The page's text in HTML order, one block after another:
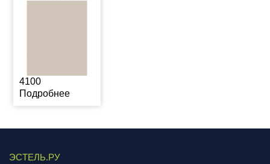
4100
Подробнее
ЭСТЕЛЬ.РУ